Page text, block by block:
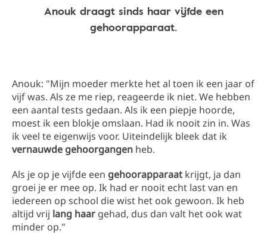
Anouk draagt sinds haar vijfde een
gehoorapparaat.
Anouk: "Mijn moeder merkte het al toen ik een jaar of
vijf was. Als ze me riep, reageerde ik niet. We hebben
een aantal tests gedaan. Als ik een piepje hoorde,
moest ik een blokje omslaan. Had ik nooit zin in. Was
ik veel te eigenwijs voor. Uiteindelijk bleek dat ik
vernauwde gehoorgangen heb.
Als je op je vijfde een gehoorapparaat krijgt, ja dan
groei je er mee op. Ik had er nooit echt last van en
iedereen op school die wist het ook gewoon. Ik heb
altijd vrij lang haar gehad, dus dan valt het ook wat
minder op."